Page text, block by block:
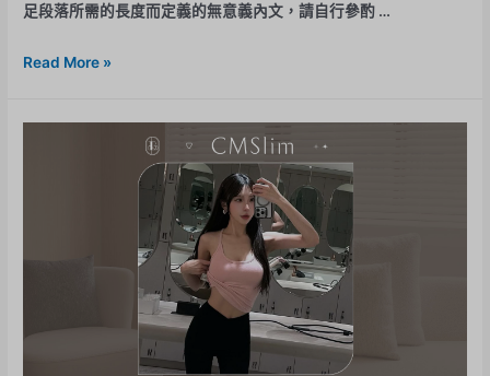
足段落所需的長度而定義的無意義內文，請自行參酌 …
Read More »